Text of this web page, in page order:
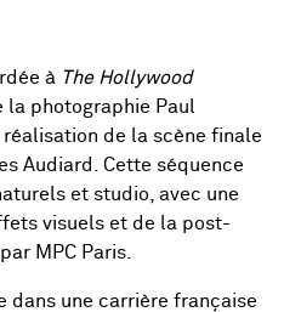
à The Hollywood
la photographie Paul
de la scène finale
Audiard. Cette séquence
et studio, avec une
visuels et de la post-
MPC Paris.
dans une carrière française